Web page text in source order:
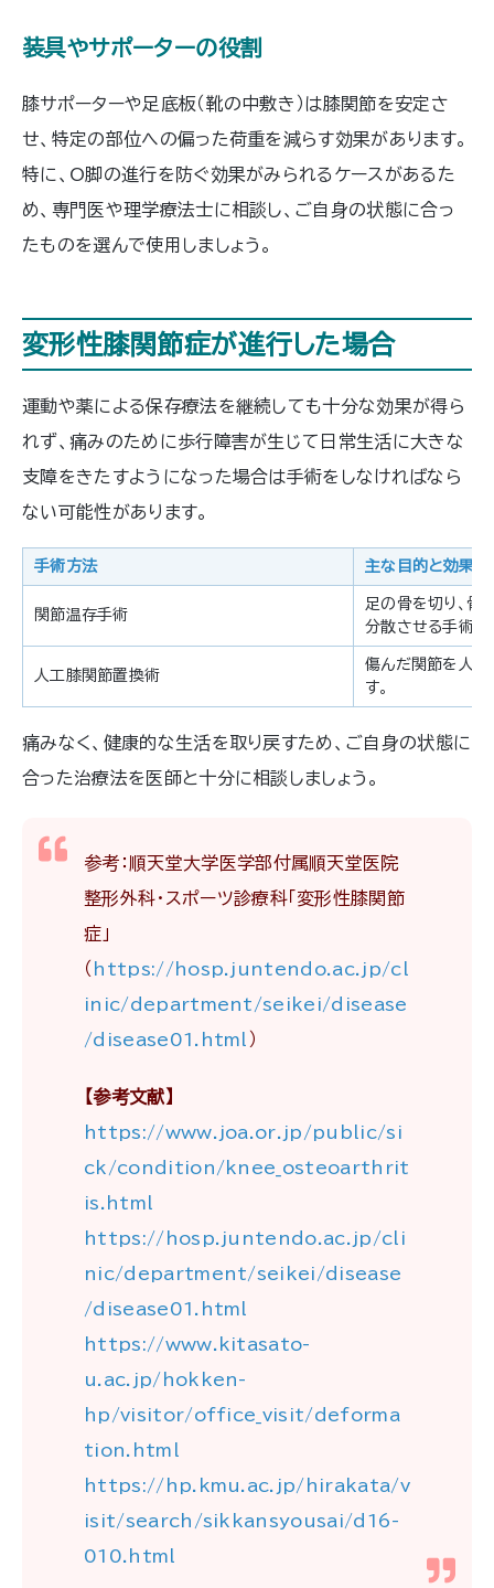
装具やサポーターの役割
膝サポーターや足底板（靴の中敷き）は膝関節を安定さ
せ、特定の部位への偏った荷重を減らす効果があります。
特に、O脚の進行を防ぐ効果がみられるケースがあるた
め、専門医や理学療法士に相談し、ご自身の状態に合っ
たものを選んで使用しましょう。
変形性膝関節症が進行した場合
運動や薬による保存療法を継続しても十分な効果が得ら
れず、痛みのために歩行障害が生じて日常生活に大きな
支障をきたすようになった場合は手術をしなければなら
ない可能性があります。
手術方法 主な目的と効果
関節温存手術
足の骨を切り、骨
分散させる手術で
人工膝関節置換術
傷んだ関節を人
す。
痛みなく、健康的な生活を取り戻すため、ご自身の状態に
合った治療法を医師と十分に相談しましょう。
参考：順天堂大学医学部付属順天堂医院
整形外科・スポーツ診療科「変形性膝関節
症」
（ https://hosp.juntendo.ac.jp/cl
inic/department/seikei/disease
/disease01.html
）
【参考文献】
https://www.joa.or.jp/public/si
ck/condition/knee_osteoarthrit
is.html
https://hosp.juntendo.ac.jp/cli
nic/department/seikei/disease
/disease01.html
https://www.kitasato-
u.ac.jp/hokken-
hp/visitor/office_visit/deforma
tion.html
https://hp.kmu.ac.jp/hirakata/v
isit/search/sikkansyousai/d16-
010.html